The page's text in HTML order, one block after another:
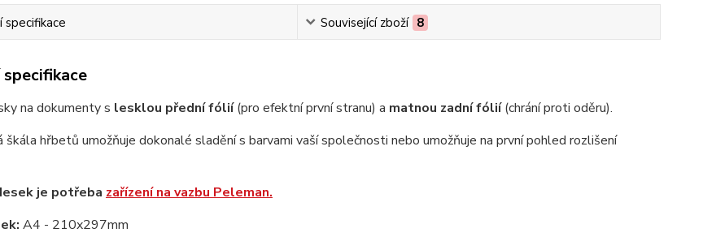
Související zboží 8
na dokumenty s lesklou přední fólií(pro efektní první stranu) a matnou zadní fólií(chrání proti oděru).
škála hřbetů umožňuje dokonalé sladění s barvami vaší společnosti nebo umožňuje na první pohled rozlišení
je potřeba zařízení na vazbu Peleman.
A4 - 210x297mm